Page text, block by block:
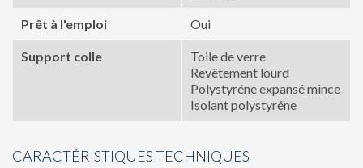
Prêt à l'emploi Oui
Support colle
Toile de verre
Revêtement lourd
Polystyréne expansé mince
Isolant polystyréne
CARACTÉRISTIQUES TECHNIQUES